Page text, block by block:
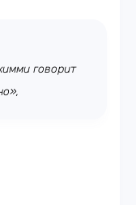
говорит